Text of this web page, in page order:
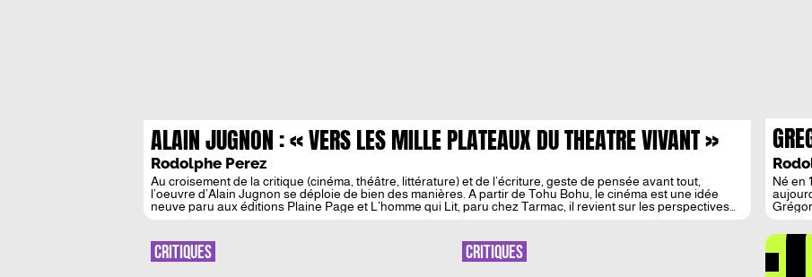
ALAIN JUGNON : « VERS LES MILLE PLATEAUX DU THEATRE VIVANT »
Rodolphe Perez
Au croisement de la critique (cinéma, théâtre, littérature) et de l’écriture, geste de pensée avant tout,
l’oeuvre d’Alain Jugnon se déploie de bien des manières. A partir de Tohu Bohu, le cinéma est une idée
neuve paru aux éditions Plaine Page et L’homme qui Lit, paru chez Tarmac, il revient sur les perspectives
Né en
au
réel et
2023).
CRITIQUES CRITIQUES